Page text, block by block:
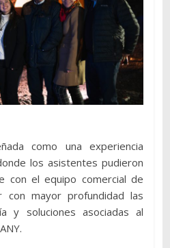
como una experiencia
los asistentes pudieron
con el equipo comercial de
con mayor profundidad las
y soluciones asociadas al